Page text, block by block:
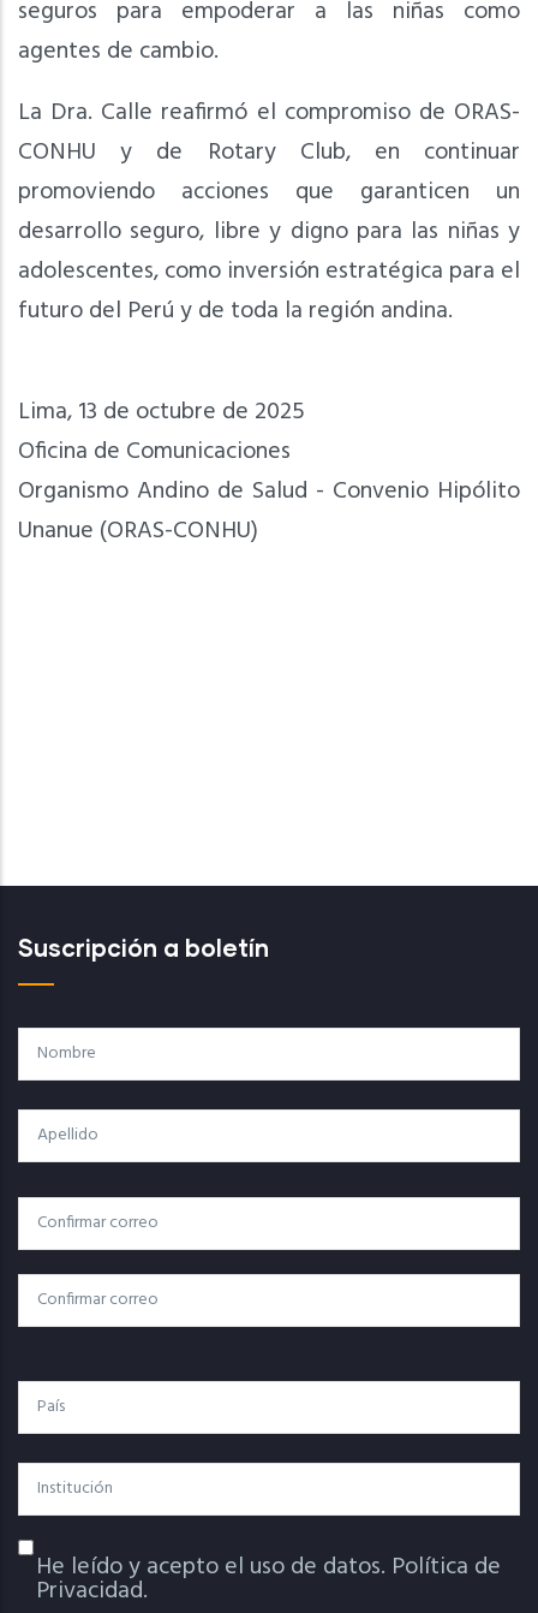
seguros para empoderar a las niñas como
agentes de cambio.
La Dra. Calle reafirmó el compromiso de ORAS-
CONHU y de Rotary Club, en continuar
promoviendo acciones que garanticen un
desarrollo seguro, libre y digno para las niñas y
adolescentes, como inversión estratégica para el
futuro del Perú y de toda la región andina.
Lima, 13 de octubre de 2025
Oficina de Comunicaciones
Organismo Andino de Salud - Convenio Hipólito
Unanue (ORAS-CONHU)
Suscripción a boletín
Nombre
Apellido
Correo
Electrónico
Correo Electrónico
Confirmar Correo
País
Institución
Política De Privacidad
He leído y acepto el uso de datos. Política de
Privacidad.